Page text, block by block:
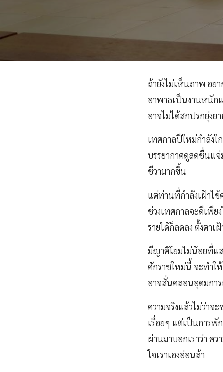
ถ้ายังไม่เห็นภาพ อย
อาพาธเป็นงานหนักแ
อาจไม่ได้สกปรกยุ่งย
เทศกาลปีใหม่กำลังใ
บรรยากาศดูสดชื่นแจ่
ชีวามากขึ้น
แต่ท่านที่กำลังเฝ้าไข้
ช่วงเทศกาลจะดีเพีย
รายได้ก็ลดลง ตั้งตา
มีญาติโยมไม่น้อยที่แส
ศักราชใหม่นี้ จะทำใ
อาจสั่นคลอนอุดมกา
ความจริงแล้วไม่ว่าจ
เรื่อยๆ แต่เป็นการ
ผ่านมาบอกเราว่า ค
ใจเราเองอ่อนล้า